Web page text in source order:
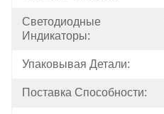
Светодиодные
Индикаторы:
Упаковывая Детали:
Поставка Способности: